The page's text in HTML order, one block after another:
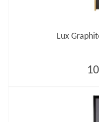
Lux